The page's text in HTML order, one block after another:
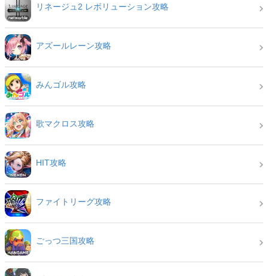
リネージュ2 レボリューション攻略
アズールレーン攻略
みんゴル攻略
歌マクロス攻略
HIT攻略
ファイトリーグ攻略
ごっつ三国攻略